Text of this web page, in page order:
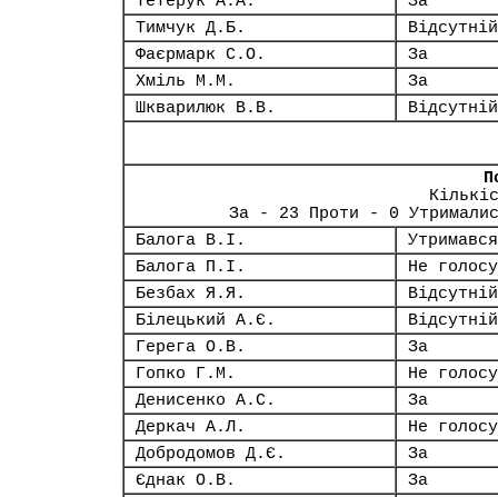
Тимчук Д.Б.
Відсутній
Фаєрмарк С.О.
За
Хміль М.М.
За
Шкварилюк В.В.
Відсутній
За - 23 Проти - 0
Балога В.І.
Утримався
Балога П.І.
Не
Безбах Я.Я.
Відсутній
Білецький А.Є.
Відсутній
Герега О.В.
За
Гопко Г.М.
Не
Денисенко А.С.
За
Деркач А.Л.
Не
Добродомов Д.Є.
За
Єднак О.В.
За